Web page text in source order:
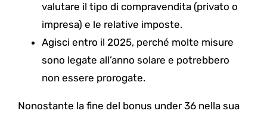
valutare il tipo di compravendita (privato o
impresa) e le relative imposte.
Agisci entro il 2025, perché molte misure
sono legate all’anno solare e potrebbero
non essere prorogate.
Nonostante la fine del bonus under 36 nella sua